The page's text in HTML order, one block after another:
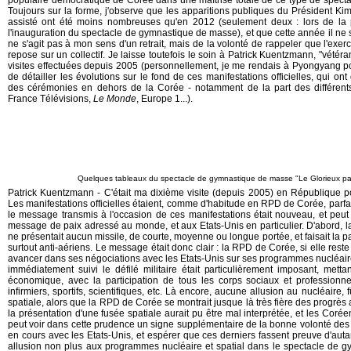
Toujours sur la forme, j'observe que les apparitions publiques du Président
assisté ont été moins nombreuses qu'en 2012 (seulement deux : lors de
l'inauguration du spectacle de gymnastique de masse), et que cette année il
ne s'agit pas à mon sens d'un retrait, mais de la volonté de rappeler que
repose sur un collectif. Je laisse toutefois le soin à Patrick Kuentzmann,
visites effectuées depuis 2005 (personnellement, je me rendais à Pyongyang
de détailler les évolutions sur le fond de ces manifestations officielles, qui
des cérémonies en dehors de la Corée - notamment de la part des
France Télévisions, Le Monde, Europe 1...).
Quelques tableaux du spectacle de gymnastique de masse "Le Glorieux
Patrick Kuentzmann - C'était ma dixième visite (depuis 2005) en République
Les manifestations officielles étaient, comme d'habitude en RPD de Corée,
le message transmis à l'occasion de ces manifestations était nouveau, et
message de paix adressé au monde, et aux Etats-Unis en particulier. D'abord,
ne présentait aucun missile, de courte, moyenne ou longue portée, et faisait la
surtout anti-aériens. Le message était donc clair : la RPD de Corée, si elle
avancer dans ses négociations avec les Etats-Unis sur ses programmes
immédiatement suivi le défilé militaire était particulièrement imposant,
économique, avec la participation de tous les corps sociaux et
infirmiers, sportifs, scientifiques, etc. Là encore, aucune allusion au nucléaire,
spatiale, alors que la RPD de Corée se montrait jusque là très fière des
la présentation d'une fusée spatiale aurait pu être mal interprétée, et les
peut voir dans cette prudence un signe supplémentaire de la bonne volonté
en cours avec les Etats-Unis, et espérer que ces derniers fassent preuve
allusion non plus aux programmes nucléaire et spatial dans le spectacle de